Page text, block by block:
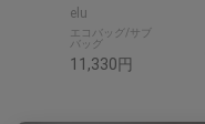
elu
エコバッグ/サブ
バッグ
11,330円